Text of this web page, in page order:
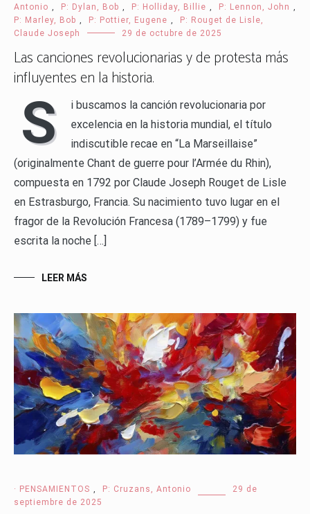
Antonio , P: Dylan, Bob , P: Holliday, Billie , P: Lennon, John ,
P: Marley, Bob , P: Pottier, Eugene ,
P: Rouget de Lisle,
Claude Joseph
29 de octubre de 2025
Las canciones revolucionarias y de protesta más
influyentes en la historia.
S
i buscamos la canción revolucionaria por
excelencia en la historia mundial, el título
indiscutible recae en “La Marseillaise”
(originalmente Chant de guerre pour l’Armée du Rhin),
compuesta en 1792 por Claude Joseph Rouget de Lisle
en Estrasburgo, Francia. Su nacimiento tuvo lugar en el
fragor de la Revolución Francesa (1789–1799) y fue
escrita la noche […]
LEER MÁS
· PENSAMIENTOS P: Cruzans, Antonio
29 de
septiembre de 2025